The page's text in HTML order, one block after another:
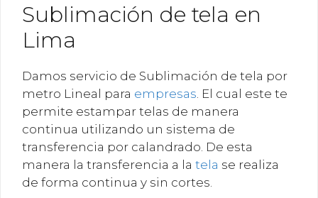
Sublimación de tela en
Lima
Damos servicio de Sublimación de tela por
metro Lineal para empresas . El cual este te
permite estampar telas de manera
continua utilizando un sistema de
transferencia por calandrado. De esta
manera la transferencia a la tela se realiza
de forma continua y sin cortes.